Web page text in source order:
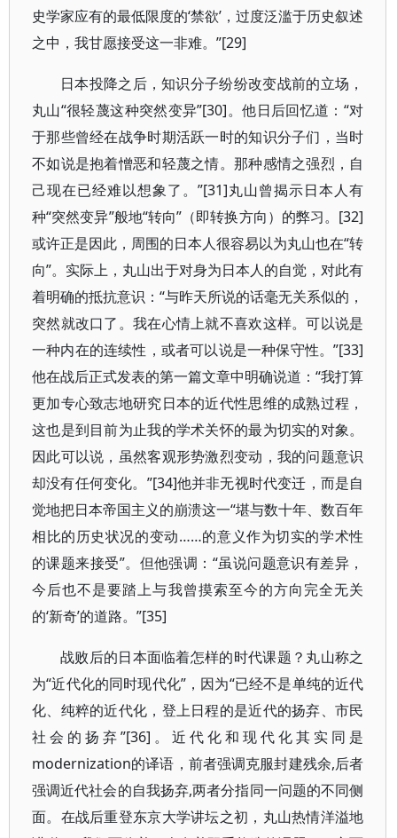
史学家应有的最低限度的‘禁欲’，过度泛滥于历史叙述
之中，我甘愿接受这一非难。”[29]
日本投降之后，知识分子纷纷改变战前的立场，
丸山“很轻蔑这种突然变异”[30]。他日后回忆道：“对
于那些曾经在战争时期活跃一时的知识分子们，当时
不如说是抱着憎恶和轻蔑之情。那种感情之强烈，自
己现在已经难以想象了。”[31]丸山曾揭示日本人有
种“突然变异”般地“转向”（即转换方向）的弊习。[32]
或许正是因此，周围的日本人很容易以为丸山也在“转
向”。实际上，丸山出于对身为日本人的自觉，对此有
着明确的抵抗意识：“与昨天所说的话毫无关系似的，
突然就改口了。我在心情上就不喜欢这样。可以说是
一种内在的连续性，或者可以说是一种保守性。”[33]
他在战后正式发表的第一篇文章中明确说道：“我打算
更加专心致志地研究日本的近代性思维的成熟过程，
这也是到目前为止我的学术关怀的最为切实的对象。
因此可以说，虽然客观形势激烈变动，我的问题意识
却没有任何变化。”[34]他并非无视时代变迁，而是自
觉地把日本帝国主义的崩溃这一“堪与数十年、数百年
相比的历史状况的变动……的意义作为切实的学术性
的课题来接受”。但他强调：“虽说问题意识有差异，
今后也不是要踏上与我曾摸索至今的方向完全无关
的‘新奇’的道路。”[35]
战败后的日本面临着怎样的时代课题？丸山称之
为“近代化的同时现代化”，因为“已经不是单纯的近代
化、纯粹的近代化，登上日程的是近代的扬弃、市民
社会的扬弃”[36]。近代化和现代化其实同是
modernization的译语，前者强调克服封建残余,后者
强调近代社会的自我扬弃,两者分指同一问题的不同侧
面。在战后重登东京大学讲坛之初，丸山热情洋溢地